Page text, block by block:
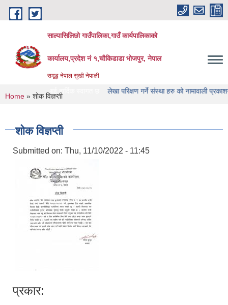
Skip to main content
साल्पासिलिछो गाउँपालिका,गाउँ कार्यपालिकाको
कार्यालय,प्रदेश नं १,चौकिडाडा भोजपुर, नेपाल
समृद्ध नेपाल सुखी नेपाली
हरुलाई हार्दिक स्वागत छ लेखा परिक्षण गर्ने संस्था हरु को नामावाली प्रकाशन सम्बन्धि
You are here
Home » शोक विज्ञप्ती
शोक विज्ञप्ती
Submitted on: Thu, 11/10/2022 - 11:45
प्रकार: